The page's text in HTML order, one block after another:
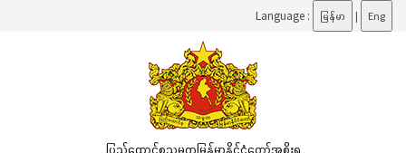
Language : မြန်မာ | Eng
ပြည်ထောင်စုသမ္မတမြန်မာနိုင်ငံတော်အစိုးရ